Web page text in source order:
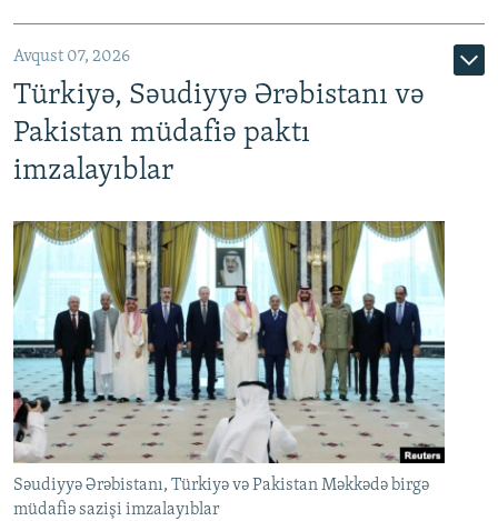
Avqust 07, 2026
Türkiyə, Səudiyyə Ərəbistanı və
Pakistan müdafiə paktı
imzalayıblar
Səudiyyə Ərəbistanı, Türkiyə və Pakistan Məkkədə birgə
müdafiə sazişi imzalayıblar